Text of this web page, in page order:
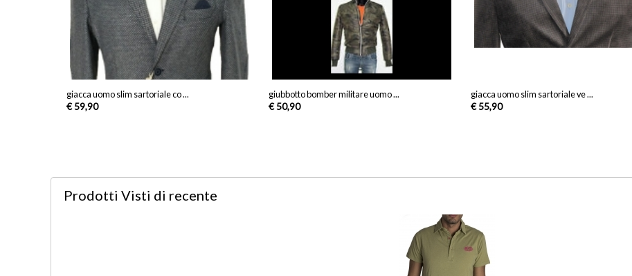
giacca uomo slim sartoriale co ...
€ 59,90
giubbotto bomber militare uomo ...
€ 50,90
giacca uomo slim sartoriale ve ...
€ 55,90
Prodotti Visti di recente